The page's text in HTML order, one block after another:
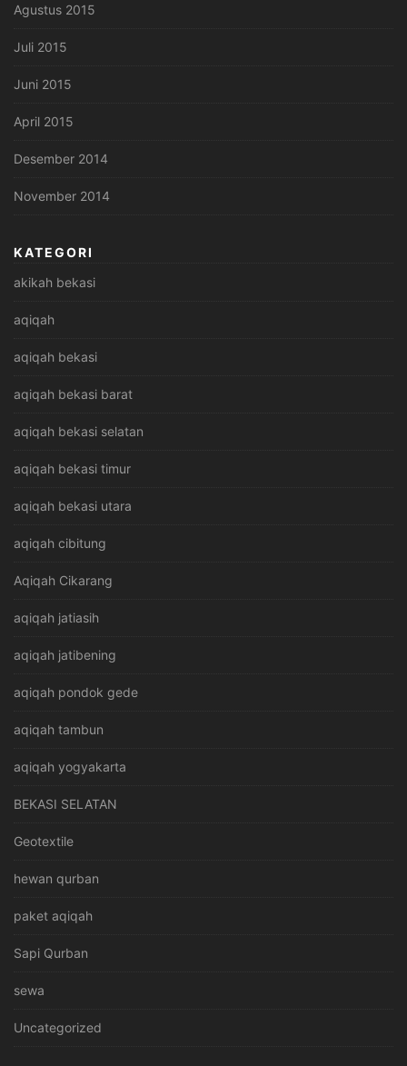
Agustus 2015
Juli 2015
Juni 2015
April 2015
Desember 2014
November 2014
KATEGORI
akikah bekasi
aqiqah
aqiqah bekasi
aqiqah bekasi barat
aqiqah bekasi selatan
aqiqah bekasi timur
aqiqah bekasi utara
aqiqah cibitung
Aqiqah Cikarang
aqiqah jatiasih
aqiqah jatibening
aqiqah pondok gede
aqiqah tambun
aqiqah yogyakarta
BEKASI SELATAN
Geotextile
hewan qurban
paket aqiqah
Sapi Qurban
sewa
Uncategorized